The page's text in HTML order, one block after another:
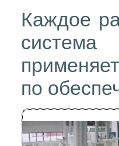
Каждое
по